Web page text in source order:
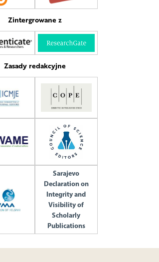
Zintergrowane z
Zasady redakcyjne
Sarajevo
Declaration on
Integrity and
Visibility of
Scholarly
Publications